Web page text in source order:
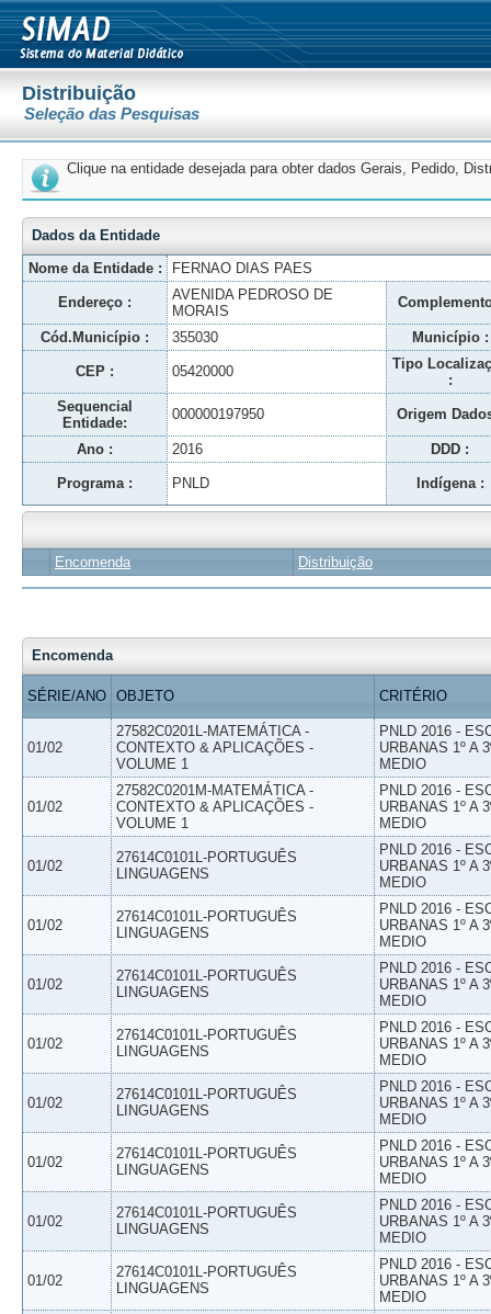
Distribuição
Seleção das Pesquisas
Clique na entidade desejada para obter dados Gerais, Pedido,
Dados da Entidade
Nome da Entidade :
FERNAO DIAS PAES
Endereço :
AVENIDA PEDROSO DE
MORAIS
Cód.Município : 355030 Município :
CEP : 05420000
Tipo
:
Sequencial
Entidade:
000000197950 Origem
Ano : 2016 DDD :
Programa : PNLD Indígena :
Encomenda Distribuição
Encomenda
SÉRIE/ANO OBJETO CRITÉRIO
01/02
27582C0201L-MATEMÁTICA -
CONTEXTO & APLICAÇÕES -
VOLUME 1
PNLD 2016 -
URBANAS 1º A
MEDIO
01/02
27582C0201M-MATEMÁTICA -
CONTEXTO & APLICAÇÕES -
VOLUME 1
PNLD 2016 -
URBANAS 1º A
MEDIO
01/02
27614C0101L-PORTUGUÊS
LINGUAGENS
PNLD 2016 -
URBANAS 1º A
MEDIO
01/02
27614C0101L-PORTUGUÊS
LINGUAGENS
PNLD 2016 -
URBANAS 1º A
MEDIO
01/02
27614C0101L-PORTUGUÊS
LINGUAGENS
PNLD 2016 -
URBANAS 1º A
MEDIO
01/02
27614C0101L-PORTUGUÊS
LINGUAGENS
PNLD 2016 -
URBANAS 1º A
MEDIO
01/02
27614C0101L-PORTUGUÊS
LINGUAGENS
PNLD 2016 -
URBANAS 1º A
MEDIO
01/02
27614C0101L-PORTUGUÊS
LINGUAGENS
PNLD 2016 -
URBANAS 1º A
MEDIO
01/02
27614C0101L-PORTUGUÊS
LINGUAGENS
PNLD 2016 -
URBANAS 1º A
MEDIO
01/02
27614C0101L-PORTUGUÊS
LINGUAGENS
PNLD 2016 -
URBANAS 1º A
MEDIO